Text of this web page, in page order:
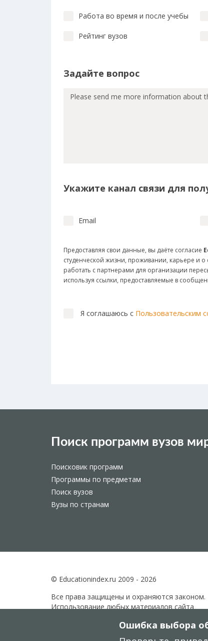
Работа во время и после учебы
Рейтинг вузов
Задайте вопрос
Укажите канал связи для
Email
Предоставляя свои данные, вы даёте согласие
студенческой жизни, проживании, карьере и о
работать с партнерами для организации
используя ссылки, предоставляемые в
Я соглашаюсь с Пользовательским
Поиск программ вузов
Поисковик программ
Программы по предметам
Поиск вузов
Вузы по странам
© Educationindex.ru 2009 - 2026
Все права защищены и охраняются законом.
Использование любых материалов сайта
Ошибка выбора